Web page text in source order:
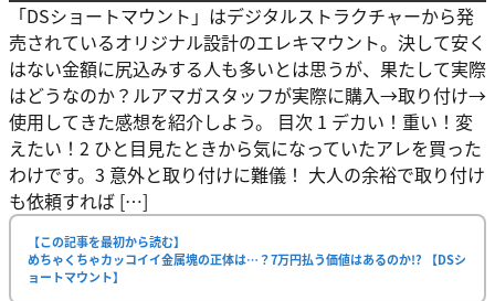
「DSショートマウント」はデジタルストラクチャーから発
売されているオリジナル設計のエレキマウント。決して安く
はない金額に尻込みする人も多いとは思うが、果たして実際
はどうなのか？ルアマガスタッフが実際に購入→取り付け→
使用してきた感想を紹介しよう。 目次 1 デカい！重い！変
えたい！2 ひと目見たときから気になっていたアレを買った
わけです。3 意外と取り付けに難儀！ 大人の余裕で取り付け
も依頼すれば […]
【この記事を最初から読む】
めちゃくちゃカッコイイ金属塊の正体は…？7万円払う価値はあるのか!? 【DSシ
ョートマウント】